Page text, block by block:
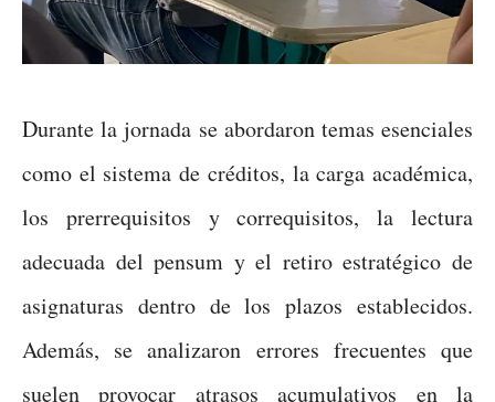
Durante la jornada se abordaron temas esenciales
como el sistema de créditos, la carga académica,
los prerrequisitos y correquisitos, la lectura
adecuada del pensum y el retiro estratégico de
asignaturas dentro de los plazos establecidos.
Además, se analizaron errores frecuentes que
suelen provocar atrasos acumulativos en la